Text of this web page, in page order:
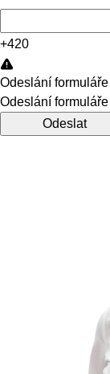
+420
Odeslání
Odeslání
Odeslat